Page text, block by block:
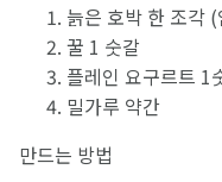
늙은 호박 한 조각
꿀 1 숫갈
플레인 요구르트 1
밀가루 약간
만드는 방법